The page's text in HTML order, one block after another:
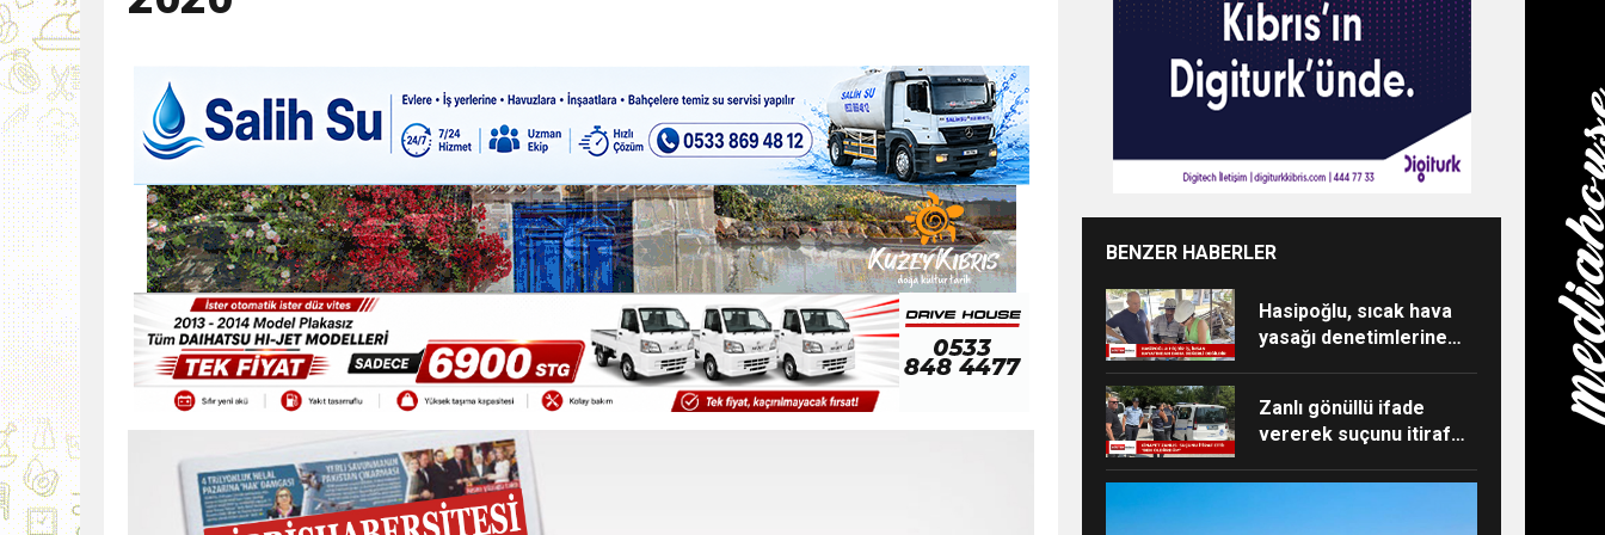
13:49 İran, Hürmüz’de konteyner gemisini hedef aldı
13:42 BEROVA: HAYAT PAHALILIĞI ÖNGÖRÜMÜZ YÜZDE 7.5 İLE 8.5 ARASINDA
20:30 Cumhurbaşkanı Erhürman sergi açılışında fenalaşarak hastaneye kaldırıldı BENZER HABERLER
Hasipoğlu, sıcak hava
yasağı denetimlerine
Zanlı gönüllü ifade
vererek suçunu itiraf